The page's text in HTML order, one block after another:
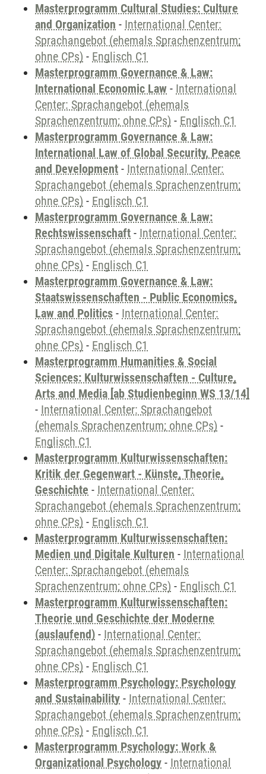
Masterprogramm Cultural Studies: Culture
and Organization - International Center:
Sprachangebot (ehemals Sprachenzentrum;
ohne CPs) - Englisch C1
Masterprogramm Governance & Law:
International Economic Law - International
Center: Sprachangebot (ehemals
Sprachenzentrum; ohne CPs) - Englisch C1
Masterprogramm Governance & Law:
International Law of Global Security, Peace
and Development - International Center:
Sprachangebot (ehemals Sprachenzentrum;
ohne CPs) - Englisch C1
Masterprogramm Governance & Law:
Rechtswissenschaft - International Center:
Sprachangebot (ehemals Sprachenzentrum;
ohne CPs) - Englisch C1
Masterprogramm Governance & Law:
Staatswissenschaften - Public Economics,
Law and Politics - International Center:
Sprachangebot (ehemals Sprachenzentrum;
ohne CPs) - Englisch C1
Masterprogramm Humanities & Social
Sciences: Kulturwissenschaften - Culture,
Arts and Media [ab Studienbeginn WS 13/14]
- International Center: Sprachangebot
(ehemals Sprachenzentrum; ohne CPs) -
Englisch C1
Masterprogramm Kulturwissenschaften:
Kritik der Gegenwart - Künste, Theorie,
Geschichte - International Center:
Sprachangebot (ehemals Sprachenzentrum;
ohne CPs) - Englisch C1
Masterprogramm Kulturwissenschaften:
Medien und Digitale Kulturen - International
Center: Sprachangebot (ehemals
Sprachenzentrum; ohne CPs) - Englisch C1
Masterprogramm Kulturwissenschaften:
Theorie und Geschichte der Moderne
(auslaufend) - International Center:
Sprachangebot (ehemals Sprachenzentrum;
ohne CPs) - Englisch C1
Masterprogramm Psychology: Psychology
and Sustainability - International Center:
Sprachangebot (ehemals Sprachenzentrum;
ohne CPs) - Englisch C1
Masterprogramm Psychology: Work &
Organizational Psychology - International